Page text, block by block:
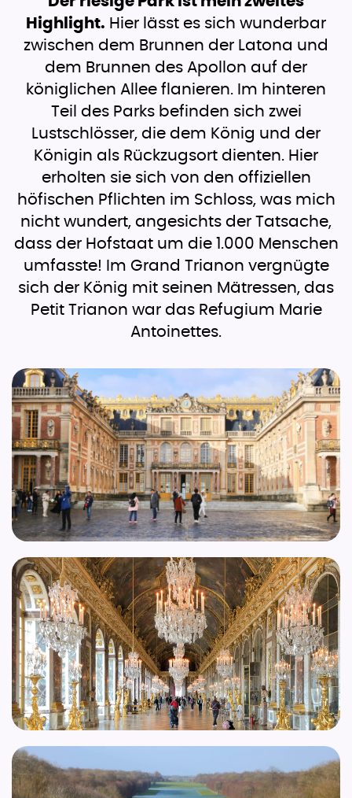
Highlight. Hier lässt es sich wunderbar
zwischen dem Brunnen der Latona und
dem Brunnen des Apollon auf der
königlichen Allee flanieren. Im hinteren
Teil des Parks befinden sich zwei
Lustschlösser, die dem König und der
Königin als Rückzugsort dienten. Hier
erholten sie sich von den offiziellen
höfischen Pflichten im Schloss, was mich
nicht wundert, angesichts der Tatsache,
dass der Hofstaat um die 1.000 Menschen
umfasste! Im Grand Trianon vergnügte
sich der König mit seinen Mätressen, das
Petit Trianon war das Refugium Marie
Antoinettes.